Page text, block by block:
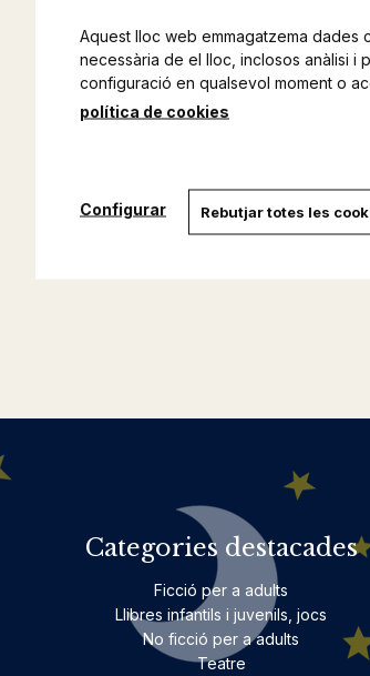
Categories destacades
Ficció per a adults
Llibres infantils i juvenils, jocs
No ficció per a adults
Teatre
Aquest lloc web emmagatzema dades
necessària de el lloc, inclosos anàlisi i
configuració en qualsevol moment o
política de cookies
Configurar Rebutjar totes les